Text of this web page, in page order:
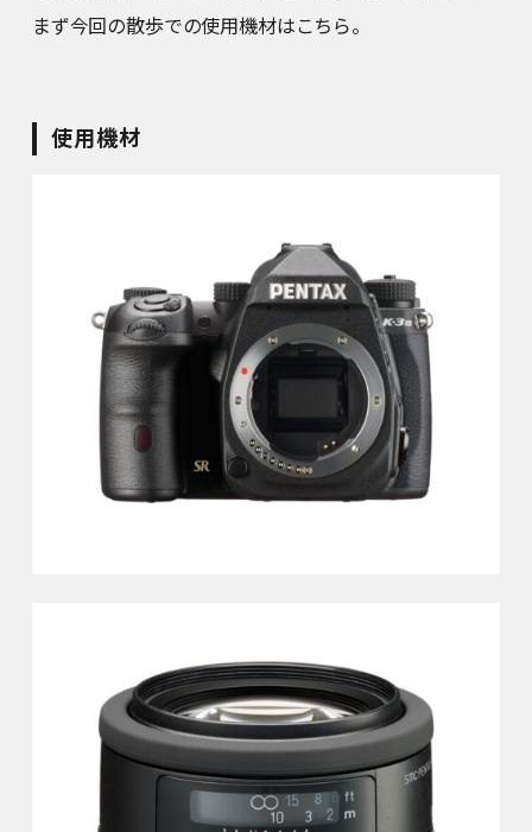
まず今回の散歩での使用機材はこちら。
使用機材